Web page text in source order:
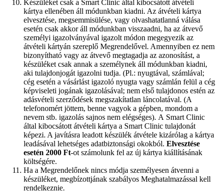
Készüléket csak a Smart Clinic által kibocsátott átvételi
kártya ellenében áll módunkban kiadni. Az átvételi kártya
elvesztése, megsemmisülése, vagy olvashatatlanná válása
esetén csak akkor áll módunkban visszaadni, ha az átvevő
személyi igazolványával igazolt módon megegyezik az
átvételi kártyán szereplő Megrendelővel. Amennyiben ez nem
bizonyítható vagy az átvevő megtagadja az azonosítást, a
készüléket csak annak a személynek áll módunkban kiadni,
aki tulajdonjogát igazolni tudja. (Pl.: nyugtával, számlával;
cég esetén a vásárlást igazoló nyugta vagy számlán felül a cég
képviseleti jogának igazolásával; nem első tulajdonos estén az
adásvételi szerződések megszakítatlan láncolatával. (A
telefonomért jöttem, benne vagyok a gépben, mondom a
nevem stb. igazolás sajnos nem elégséges). A Smart Clinic
által kibocsátott átvételi kártya a Smart Clinic tulajdonát
képezi. A javításra leadott készülék átvétele kizárólag a kártya
leadásával lehetséges adatbiztonsági okokból. Elvesztése
esetén 2000 Ft-ot számolunk fel az új kártya kiállításának
költségére.
Ha a Megrendelőnek nincs módja személyesen átvenni a
készüléket, megbízottjának szabályos Meghatalmazással kell
rendelkeznie.